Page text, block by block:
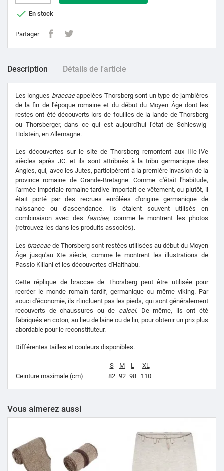
 En stock
Partager
Description Détails de l'article
Les longues braccaeappelées Thorsberg sont un type de jambières
de la fin de l'époque romaine et du début du Moyen Âge dont les
restes ont été découverts lors de fouilles de la lande de Thorsberg
ou Thorsberger, dans ce qui est aujourd'hui l'état de Schleswig-
Holstein, en Allemagne.
Les découvertes sur le site de Thorsberg remontent aux IIIe-IVe
siècles après JC. et ils sont attribués à la tribu germanique des
Angles, qui, avec les Jutes, participèrent à la première invasion de la
province romaine de Grande-Bretagne. Comme c'était l'habitude,
l'armée impériale romaine tardive importait ce vêtement, ou plutôt, il
était porté par des recrues enrôlées d'origine germanique de
naissance ou d'ascendance. Ils étaient souvent utilisés en
combinaison avec des fasciae, comme le montrent les photos
(retrouvez-les dans les produits associés).
Les braccaede Thorsberg sont restées utilisées au début du Moyen
Âge jusqu'au XIe siècle, comme le montrent les illustrations de
Passio Kiliani et les découvertes d'Haithabu.
Cette réplique de braccae de Thorsberg peut être utilisée pour
recréer le monde romain tardif, germanique ou même viking. Par
souci d'économie, ils n'incluent pas les pieds, qui sont généralement
recouverts de chaussures ou de calcei. De même, ils ont été
fabriqués en coton, au lieu de laine ou de lin, pour obtenir un prix plus
abordable pour le reconstituteur.
Différentes tailles et couleurs disponibles.
S M L
XL
Ceinture maximale (cm)
82 92 98 110
Vous aimerez aussi